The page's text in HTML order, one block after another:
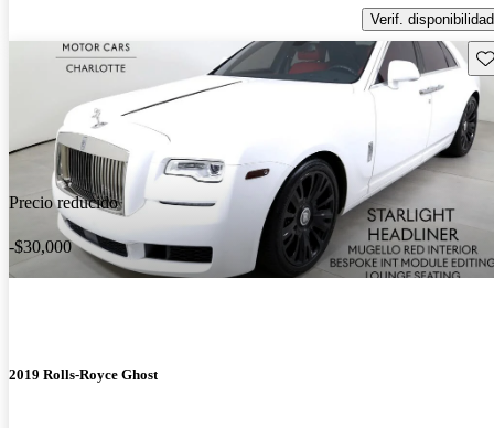
Verif. disponibilidad
Precio reducido
-$30,000
2019 Rolls-Royce Ghost